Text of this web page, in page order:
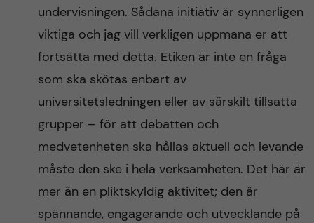
undervisningen. Sådana initiativ är synnerligen
viktiga och jag vill verkligen uppmana er att
fortsätta med detta. Etiken är inte en fråga
som ska skötas enbart av
universitetsledningen eller av särskilt tillsatta
grupper – för att debatten och
medvetenheten ska hållas aktuell och levande
måste den ske i hela verksamheten. Det här är
mer än en pliktskyldig aktivitet; den är
spännande, engagerande och utvecklande på